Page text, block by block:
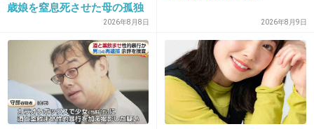
2018/11/14(水) 16:57:02
『やぁーだぁー来ちゃったぁー』
歳娘を窒息死させた母の孤独
「娘は『ママどうして』と」
限界の年子ワンオペ育児 法
廷での懺悔と声なきSOS
2026年8月8日 2026年8月9日